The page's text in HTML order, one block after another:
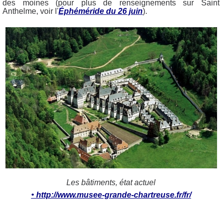
des moines (pour plus de renseignements sur Saint
Anthelme, voir l'Éphéméride du 26 juin).
Les bâtiments, état actuel
• http://www.musee-grande-chartreuse.fr/fr/